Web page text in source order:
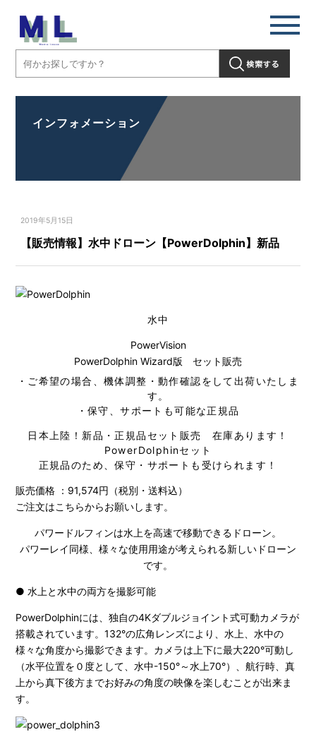
インフォメーション
2019年5月15日
【販売情報】水中ドローン【PowerDolphin】新品
水中
PowerVision
PowerDolphin Wizard版 セット販売
・ご希望の場合、機体調整・動作確認をして出荷いたしま
す。
・保守、サポートも可能な正規品
日本上陸！新品・正規品セット販売 在庫あります！
PowerDolphinセット
正規品のため、保守・サポートも受けられます！
販売価格 ：91,574円（税別・送料込）
ご注文はこちらからお願いします。
パワードルフィンは水上を高速で移動できるドローン。
パワーレイ同様、様々な使用用途が考えられる新しいドローン
です。
● 水上と水中の両方を撮影可能
PowerDolphinには、独自の4Kダブルジョイント式可動カメラが
搭載されています。132°の広角レンズにより、水上、水中の
様々な角度から撮影できます。カメラは上下に最大220°可動し
（水平位置を０度として、水中-150°～水上70°）、航行時、真
上から真下後方までお好みの角度の映像を楽しむことが出来ま
す。